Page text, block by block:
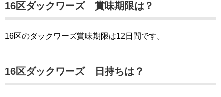
16区ダックワーズ 賞味期限は？
16区のダックワーズ賞味期限は12日間です。
16区ダックワーズ 日持ちは？